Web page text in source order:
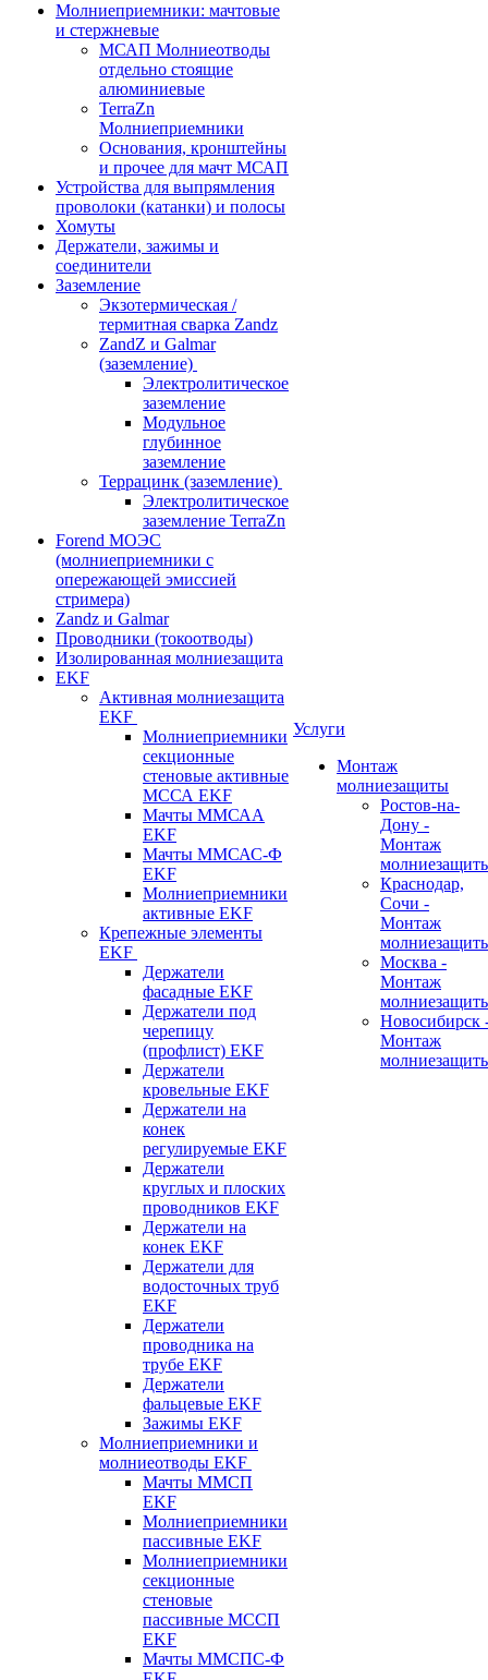
Молниеприемники: мачтовые
и стержневые
МСАП Молниеотводы
отдельно стоящие
алюминиевые
TerraZn
Молниеприемники
Основания, кронштейны
и прочее для мачт МСАП
Устройства для выпрямления
проволоки (катанки) и полосы
Хомуты
Держатели, зажимы и
соединители
Заземление
Экзотермическая /
термитная сварка Zandz
ZandZ и Galmar
(заземление)
Электролитическое
заземление
Модульное
глубинное
заземление
Террацинк (заземление)
Электролитическое
заземление TerraZn
Forend МОЭС
(молниеприемники с
опережающей эмиссией
стримера)
Zandz и Galmar
Проводники (токоотводы)
Изолированная молниезащита
EKF
Активная молниезащита
EKF
Молниеприемники
секционные
стеновые активные
МССА EKF
Мачты ММСАА
EKF
Мачты ММСАС-Ф
EKF
Молниеприемники
активные EKF
Крепежные элементы
EKF
Держатели
фасадные EKF
Держатели под
черепицу
(профлист) EKF
Держатели
кровельные EKF
Держатели на
конек
регулируемые EKF
Держатели
круглых и плоских
проводников EKF
Держатели на
конек EKF
Держатели для
водосточных труб
EKF
Держатели
проводника на
трубе EKF
Держатели
фальцевые EKF
Зажимы EKF
Молниеприемники и
молниеотводы EKF
Мачты ММСП
EKF
Молниеприемники
пассивные EKF
Молниеприемники
секционные
стеновые
пассивные МССП
EKF
Мачты ММСПС-Ф
Услуги
Монтаж
молниезащиты
Ростов-на-
Дону -
Монтаж
Краснодар,
Сочи -
Монтаж
Москва -
Монтаж
Новосибирск
Монтаж